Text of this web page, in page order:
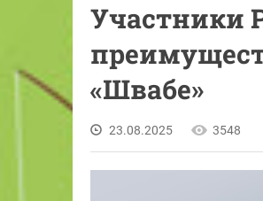
Участники
«Швабе»
23.08.2025 3548